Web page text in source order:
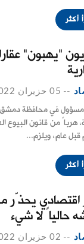
أكثر
"يهبون"
-- 05 حزيران 2022
في محافظة دمشق
من قانون البيوع
قبل عام، ويلزم...
أكثر
اقتصادي يحذّر
حالياً لا شيء
-- 02 حزيران 2022